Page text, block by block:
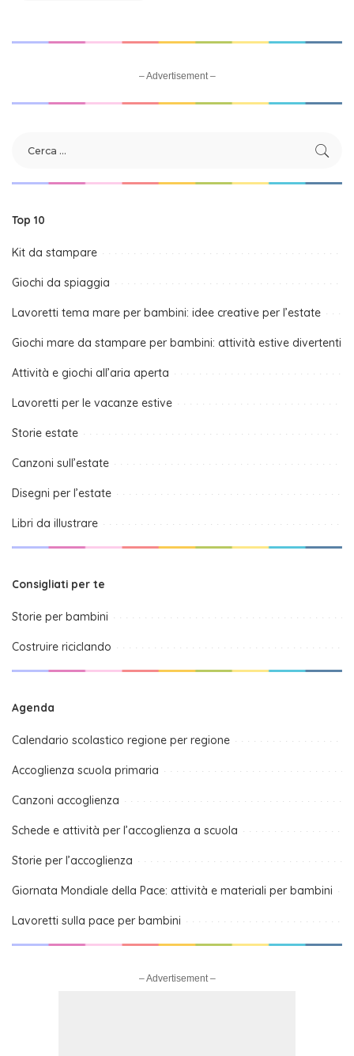
– Advertisement –
Top 10
Kit da stampare
Giochi da spiaggia
Lavoretti tema mare per bambini: idee creative per l’estate
Giochi mare da stampare per bambini: attività estive divertenti
Attività e giochi all’aria aperta
Lavoretti per le vacanze estive
Storie estate
Canzoni sull’estate
Disegni per l’estate
Libri da illustrare
Consigliati per te
Storie per bambini
Costruire riciclando
Agenda
Calendario scolastico regione per regione
Accoglienza scuola primaria
Canzoni accoglienza
Schede e attività per l’accoglienza a scuola
Storie per l’accoglienza
Giornata Mondiale della Pace: attività e materiali per bambini
Lavoretti sulla pace per bambini
– Advertisement –